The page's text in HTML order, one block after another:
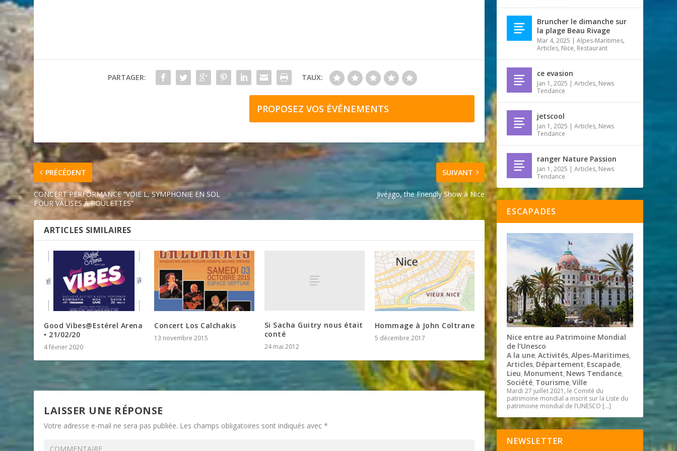
PARTAGER: TAUX:
PROPOSEZ VOS ÉVÉNEMENTS
PRÉCÉDENT
CONCERT PERFORMANCE “VOIE L, SYMPHONIE EN SOL
POUR VALISES À ROULETTES”
SUIVANT
Jivéjigo, the Friendly Show à Nice
ARTICLES SIMILAIRES
Good Vibes@Estérel Arena
• 21/02/20
4 février 2020
Concert Los Calchakis
13 novembre 2015
Si Sacha Guitry nous était
conté
24 mai 2012
Hommage à John Coltrane
5 décembre 2017
LAISSER UNE RÉPONSE
Votre adresse e-mail ne sera pas publiée. Les champs obligatoires sont indiqués avec*
Bruncher le dimanche sur
la plage Beau Rivage
Mar 4, 2025 |Alpes-Maritimes,
Articles, Nice, Restaurant
ce evasion
Jan 1, 2025 |Articles, News
Tendance
jetscool
Jan 1, 2025 |Articles, News
Tendance
ranger Nature Passion
Jan 1, 2025 |Articles, News
Tendance
ESCAPADES
Nice entre au Patrimoine Mondial
de l’Unesco
A la une,Activités,Alpes-Maritimes,
Articles, Département, Escapade,
Lieu, Monument, News Tendance,
Société, Tourisme,Ville
Mardi 27 juillet 2021, le Comité du
patrimoine mondial a inscrit sur la Liste du
patrimoine mondial de l’UNESCO […]
NEWSLETTER